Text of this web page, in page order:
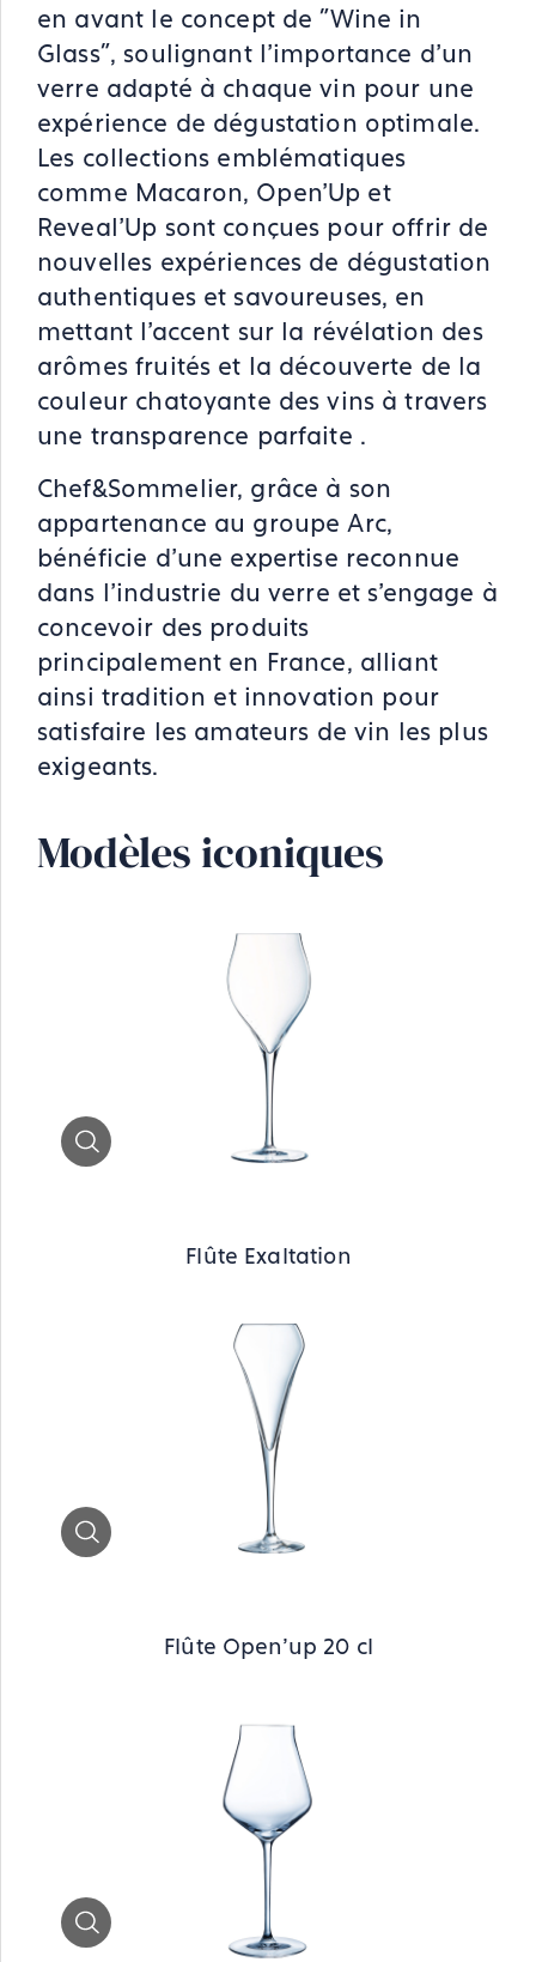
en avant le concept de "Wine in
Glass", soulignant l'importance d'un
verre adapté à chaque vin pour une
expérience de dégustation optimale.
Les collections emblématiques
comme Macaron, Open'Up et
Reveal'Up sont conçues pour offrir de
nouvelles expériences de dégustation
authentiques et savoureuses, en
mettant l'accent sur la révélation des
arômes fruités et la découverte de la
couleur chatoyante des vins à travers
une transparence parfaite​ ​.
Chef&Sommelier, grâce à son
appartenance au groupe Arc,
bénéficie d'une expertise reconnue
dans l'industrie du verre et s'engage à
concevoir des produits
principalement en France, alliant
ainsi tradition et innovation pour
satisfaire les amateurs de vin les plus
exigeants.
Modèles iconiques
Flûte Exaltation
Flûte Open'up 20 cl